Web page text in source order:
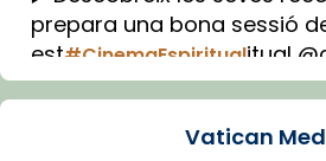
prepara una bona sessió
est#CinemaEspiritualitual
Imatge: Generada amb IA
Vatican